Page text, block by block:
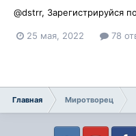
@dstrr, Зарегистрируйся
25 мая, 2022 78
Главная Миротворец